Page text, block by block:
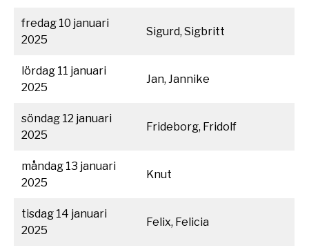
fredag 10 januari
2025
Sigurd, Sigbritt
lördag 11 januari
2025
Jan, Jannike
söndag 12 januari
2025
Frideborg, Fridolf
måndag 13 januari
2025
Knut
tisdag 14 januari
2025
Felix, Felicia